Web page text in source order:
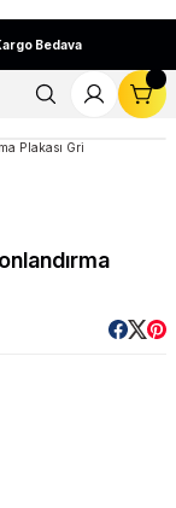
Bedava